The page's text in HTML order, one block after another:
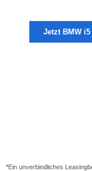
Jetzt BMW
*Ein unverbindliches